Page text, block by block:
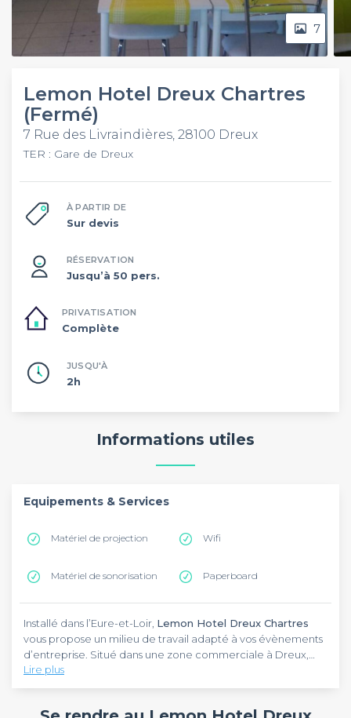
7
Lemon Hotel Dreux Chartres
(Fermé)
7 Rue des Livraindières, 28100 Dreux
TER : Gare de Dreux
À PARTIR DE
Sur devis
RÉSERVATION
Jusqu’à 50 pers.
PRIVATISATION
Complète
JUSQU'À
2h
Informations utiles
Equipements & Services
Matériel de projection Wifi
Matériel de sonorisation Paperboard
Installé dans l’Eure-et-Loir, Lemon Hotel Dreux Chartres
vous propose un milieu de travail adapté à vos évènements
d’entreprise. Situé dans une zone commerciale à Dreux,
cet établissement est localisé dans la rue des Livraindières.
Desservi par la gare de Dreux, il se trouve à 6 km du Musée
Lemon Hotel Dreux Chartresvous accueille dans un cadre
Lire plus